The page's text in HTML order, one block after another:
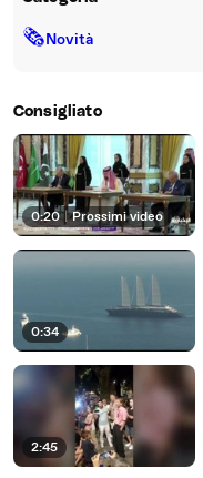
🗞Novità
Consigliato
0:20 | Prossimi video
0:34
2:45